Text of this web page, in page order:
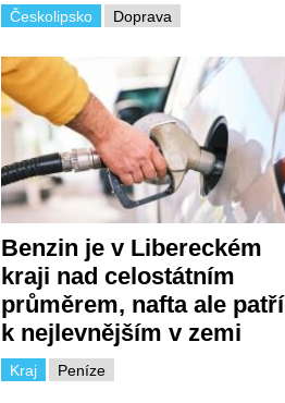
Českolipsko Doprava
Benzin je v Libereckém
kraji nad celostátním
průměrem, nafta ale patří
k nejlevnějším v zemi
Kraj Peníze